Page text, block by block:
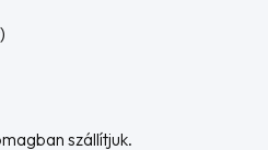
szállítjuk.